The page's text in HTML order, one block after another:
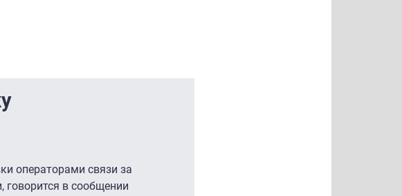
операторами связи за
в сообщении